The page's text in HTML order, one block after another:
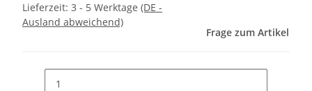
Lieferzeit: 3 - 5 Werktage (DE -
Ausland abweichend)
Frage zum Artikel